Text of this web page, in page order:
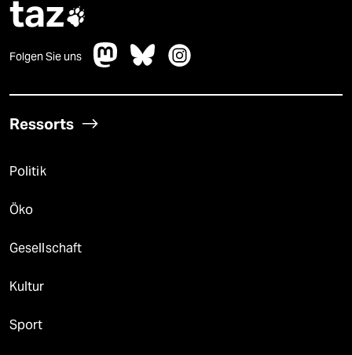
taz
Folgen Sie uns
Ressorts
Politik
Öko
Gesellschaft
Kultur
Sport